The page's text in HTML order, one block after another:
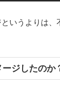
いうよりは、
ジしたのか